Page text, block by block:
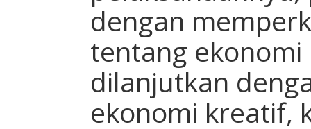
dengan
tentang
dilanjutkan
ekonomi kreatif,